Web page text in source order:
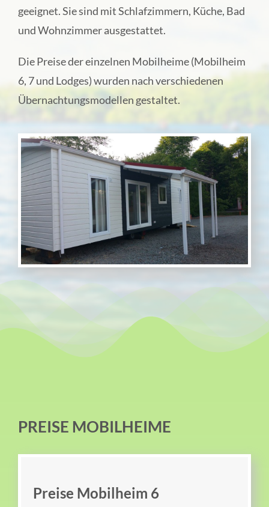
Mietunterkünfte
Feierlichkeiten & Catering
Über uns
geeignet. Sie sind mit Schlafzimmern, Küche, Bad
und Wohnzimmer ausgestattet.
Die Preise der einzelnen Mobilheime (Mobilheim
6, 7 und Lodges) wurden nach verschiedenen
Übernachtungsmodellen gestaltet.
PREISE MOBILHEIME
Preise Mobilheim 6